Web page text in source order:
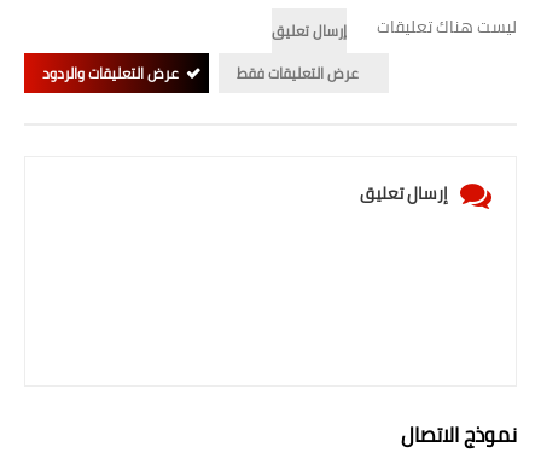
ليست هناك تعليقات
إرسال تعليق
عرض التعليقات فقط
عرض التعليقات والردود
إرسال تعليق
نموذج الاتصال